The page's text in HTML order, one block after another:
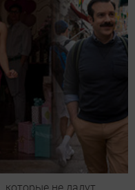
которые не дадут